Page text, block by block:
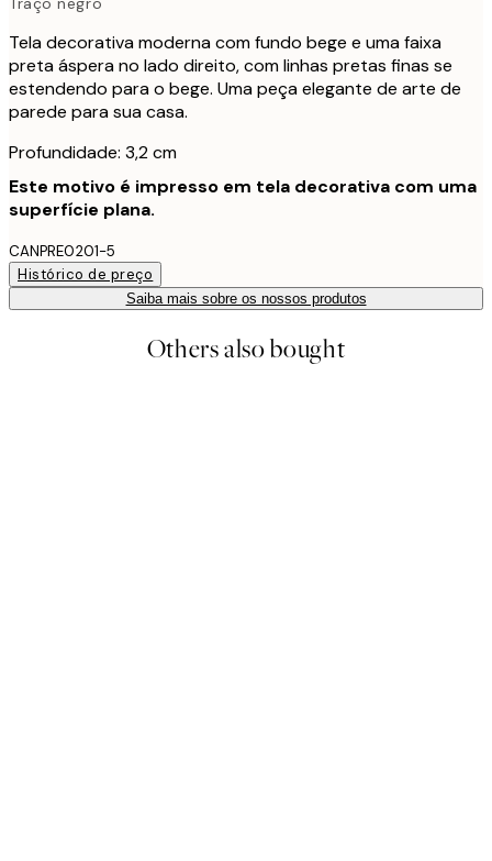
Tela decorativa moderna com fundo bege e uma faixa
preta áspera no lado direito, com linhas pretas finas se
estendendo para o bege. Uma peça elegante de arte de
parede para sua casa.
Profundidade: 3,2 cm
Este motivo é impresso em tela decorativa com uma
superfície plana.
CANPRE0201-5
Histórico de preço
Saiba mais sobre os nossos produtos
Others also bought